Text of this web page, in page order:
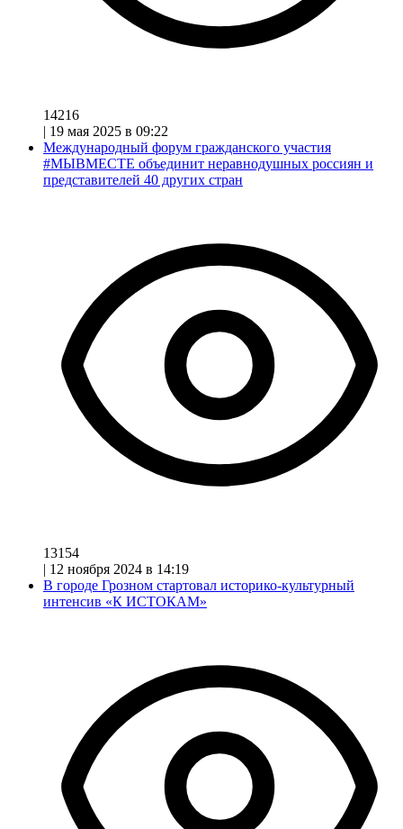
14216
| 19 мая 2025 в 09:22
Международный форум гражданского участия
#МЫВМЕСТЕ объединит неравнодушных россиян и
представителей 40 других стран
13154
| 12 ноября 2024 в 14:19
В городе Грозном стартовал историко-культурный
интенсив «К ИСТОКАМ»